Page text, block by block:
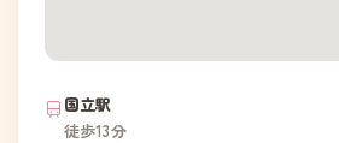
国立駅
徒歩13分